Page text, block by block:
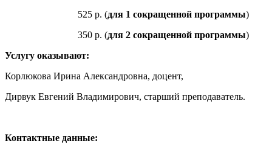
525 р. (для 1 сокращенной программы)
350 р. (для 2 сокращенной программы)
Услугу оказывают:
Корлюкова Ирина Александровна, доцент,
Дирвук Евгений Владимирович, старший преподаватель.
Контактные данные: